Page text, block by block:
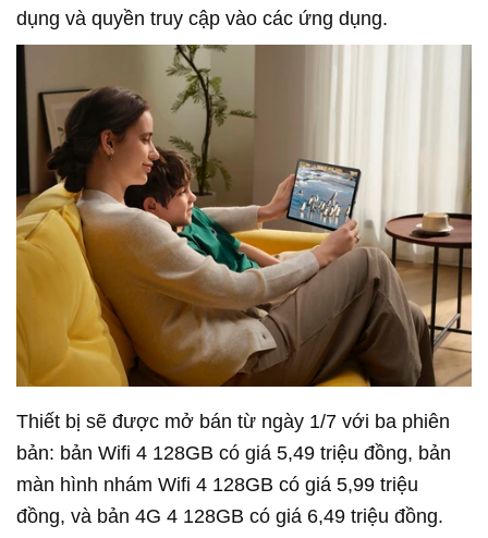
dụng và quyền truy cập vào các ứng dụng.
Thiết bị sẽ được mở bán từ ngày 1/7 với ba phiên
bản: bản Wifi 4 128GB có giá 5,49 triệu đồng, bản
màn hình nhám Wifi 4 128GB có giá 5,99 triệu
đồng, và bản 4G 4 128GB có giá 6,49 triệu đồng.